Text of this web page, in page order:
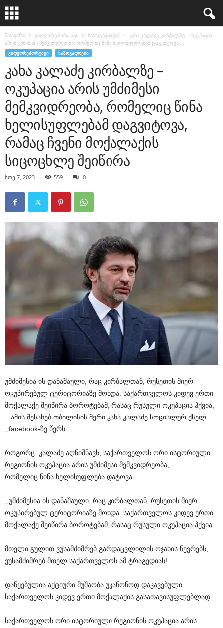
მთავარი ვიდეორეპორტაჟი საზოგადოება
კახა კალაძე კირბალზე – ოკუპაცია
არის უმძიმესი მემკვიდრეობა, რომელიც წინა ხელისუფლებამ დაგვიტოვა,...
ᲕᲘᲓᲔᲝᲠᲔᲞᲝᲠᲢᲐᲟᲘ ᲡᲐᲖᲝᲒᲐᲓᲝᲔᲑᲐ
კახა კალაძე კირბალზე –
ოკუპაცია არის უმძიმესი
მემკვიდრეობა, რომელიც წინა
ხელისუფლებამ დაგვიტოვა,
რამაც ჩვენი მოქალაქის
სიცოცხლე შეიწირა
ნოე 7, 2023 559 0
უმძიმესია ის დანაშაული, რაც კირბალთან, რუსეთის მიერ
ოკუპირებულ ტერიტორიაზე მოხდა. საქართველოს კიდევ ერთი
მოქალაქე შეიწირა ბოროტებამ, რასაც რუსული ოკუპაცია ჰქვია,
– ამის შესახებ თბილისის მერი კახა კალაძე სოციალურ ქსელ
,,facebook-ზე წერს.
როგორც კალაძე აღნიშნავს, საქართველოს ორი ისტორიული
რეგიონის ოკუპაცია არის უმძიმესი მემკვიდრეობა,
რომელიც წინა ხელისუფლება დატოვა.
,,უმძიმესია ის დანაშაული, რაც კირბალთან, რუსეთის მიერ
ოკუპირებულ ტერიტორიაზე მოხდა. საქართველოს კიდევ ერთი
მოქალაქე შეიწირა ბოროტებამ, რასაც რუსული ოკუპაცია ჰქვია.
მთელი გულით ვუსამძიმრებ გარდაცვლილის ოჯახის წევრებს,
ვუსამძიმრებ მთელ საქართველოს ამ ტრაგედიას!
დაწყებულია აქტიური მუშაობა უკანონოდ დაკავებული
საქართველოს კიდევ ერთი მოქალაქის გასათავისუფლებლად.
საქართველოს ორი ისტორიული რეგიონის ოკუპაცია არის